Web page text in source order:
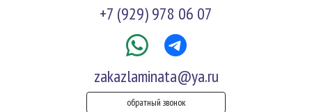
+7 (929) 978 06 07
zakazlaminata@ya.ru
обратный звонок